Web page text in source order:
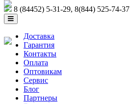
8 (84452) 5-31-29, 8(844) 525-74-37
Доставка
Гарантия
Контакты
Оплата
Оптовикам
Сервис
Блог
Партнеры